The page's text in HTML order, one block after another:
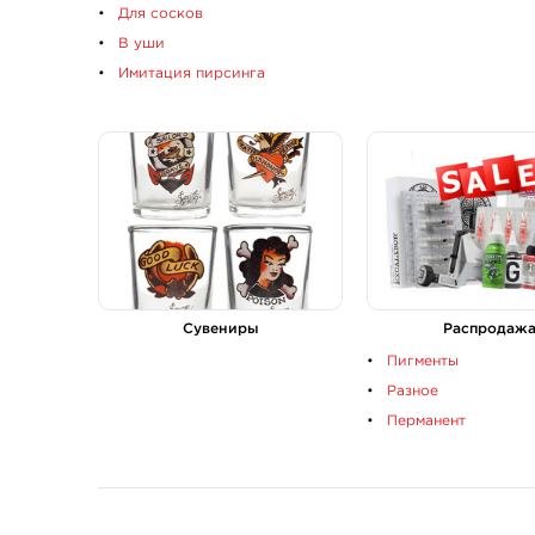
Для сосков
В уши
Имитация пирсинга
Сувениры Распродажа
Пигменты
Разное
Перманент